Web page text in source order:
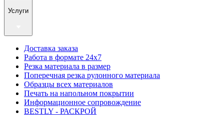
Услуги
Доставка заказа
Работа в формате 24х7
Резка материала в размер
Поперечная резка рулонного материала
Образцы всех материалов
Печать на напольном покрытии
Информационное сопровождение
BESTLY - РАСКРОЙ